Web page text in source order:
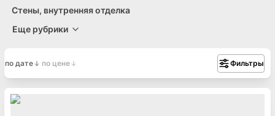
Стены, внутренняя отделка
Еще рубрики
по дате по цене Фильтры